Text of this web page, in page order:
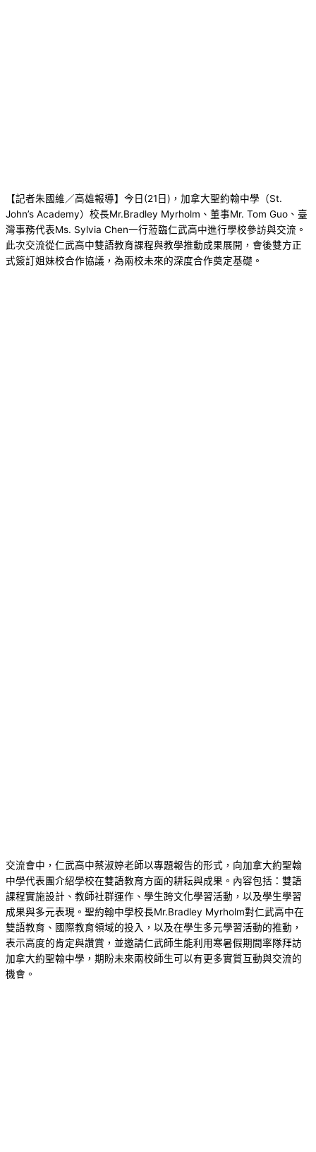
【記者朱國維／高雄報導】今日(21日)，加拿大聖約翰中學（St.
John’s Academy）校長Mr.Bradley Myrholm、董事Mr. Tom Guo、臺
灣事務代表Ms. Sylvia Chen一行蒞臨仁武高中進行學校參訪與交流。
此次交流從仁武高中雙語教育課程與教學推動成果展開，會後雙方正
式簽訂姐妹校合作協議，為兩校未來的深度合作奠定基礎。
交流會中，仁武高中蔡淑婷老師以專題報告的形式，向加拿大約聖翰
中學代表團介紹學校在雙語教育方面的耕耘與成果。內容包括：雙語
課程實施設計、教師社群運作、學生跨文化學習活動，以及學生學習
成果與多元表現。聖約翰中學校長Mr.Bradley Myrholm對仁武高中在
雙語教育、國際教育領域的投入，以及在學生多元學習活動的推動，
表示高度的肯定與讚賞，並邀請仁武師生能利用寒暑假期間率隊拜訪
加拿大約聖翰中學，期盼未來兩校師生可以有更多實質互動與交流的
機會。